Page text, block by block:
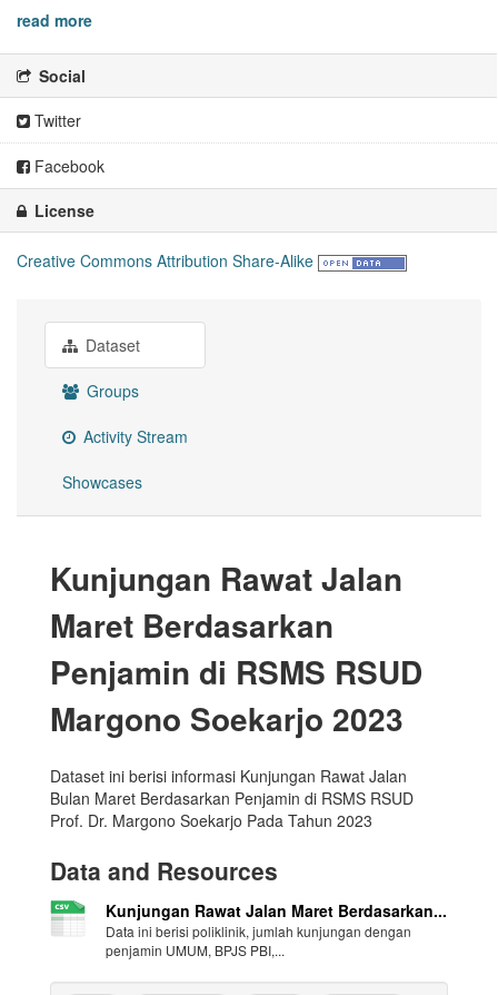
read more
Social
Twitter
Facebook
License
Creative Commons Attribution Share-Alike
Dataset
Groups
Activity Stream
Showcases
Kunjungan Rawat Jalan
Maret Berdasarkan
Penjamin di RSMS RSUD
Margono Soekarjo 2023
Dataset ini berisi informasi Kunjungan Rawat Jalan
Bulan Maret Berdasarkan Penjamin di RSMS RSUD
Prof. Dr. Margono Soekarjo Pada Tahun 2023
Data and Resources
Kunjungan Rawat Jalan Maret Berdasarkan...
Data ini berisi poliklinik, jumlah kunjungan dengan
penjamin UMUM, BPJS PBI,...